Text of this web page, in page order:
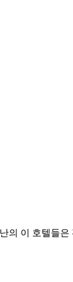
의 이 호텔들